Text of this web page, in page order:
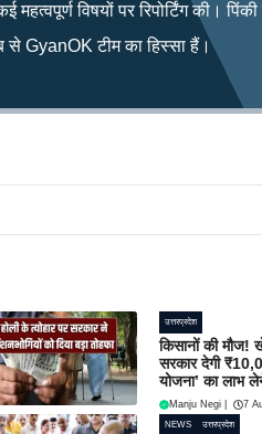
विषयों पर रिपोर्टिंग की।
से GyanOK टीम का हिस्सा हैं।
उत्तरप्रदेश
किसानों की मौज!
सरकार देगी
योजना’ का लाभ
Manju Negi 7
NEWS उत्तरप्रदेश